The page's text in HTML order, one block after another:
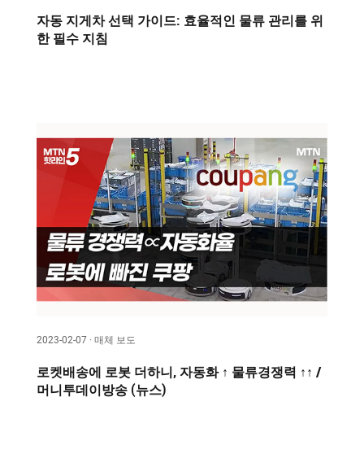
자동 지게차 선택 가이드: 효율적인 물류 관리를 위
한 필수 지침
2023-02-07 · 매체 보도
로켓배송에 로봇 더하니, 자동화 ↑ 물류경쟁력 ↑↑ /
머니투데이방송 (뉴스)